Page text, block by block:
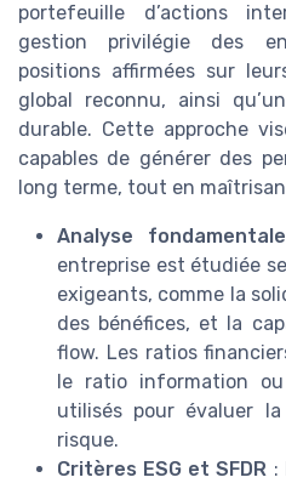
portefeuille d’actions
gestion privilégie des
positions affirmées sur
global reconnu, ainsi
durable. Cette approche
capables de générer des
long terme, tout en
Analyse
entreprise est étudiée
exigeants, comme la
des bénéfices, et la
flow. Les ratios
le ratio information
utilisés pour évaluer
risque.
Critères ESG et SFDR :